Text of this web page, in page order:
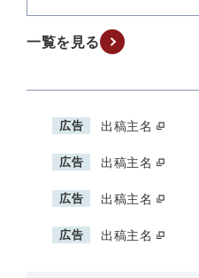
一覧を見る
広告 出稿主名
広告 出稿主名
広告 出稿主名
広告 出稿主名